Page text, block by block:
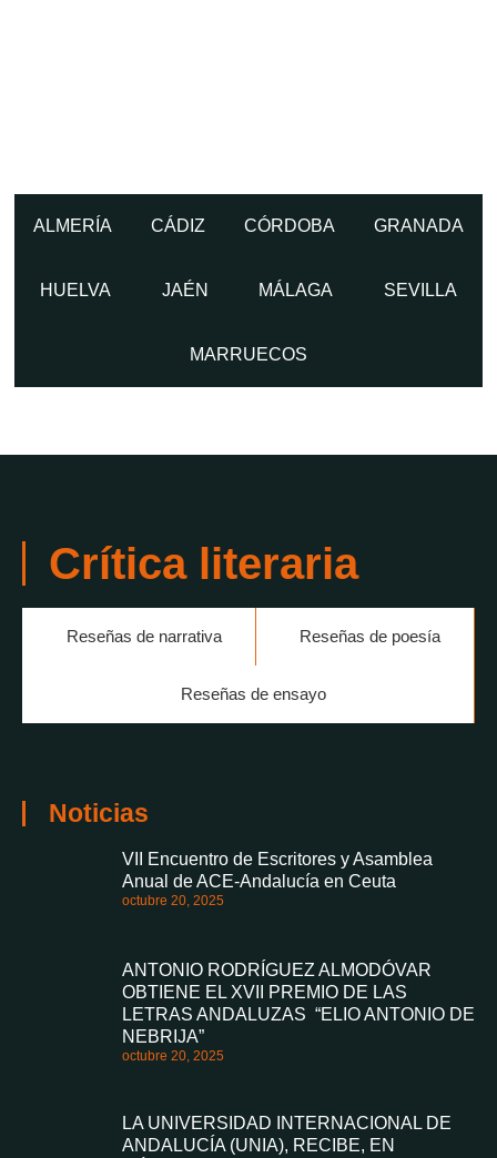
ALMERÍA CÁDIZ CÓRDOBA GRANADA
HUELVA JAÉN MÁLAGA SEVILLA
MARRUECOS
Crítica literaria
Reseñas de narrativa Reseñas de poesía
Reseñas de ensayo
Noticias
VII Encuentro de Escritores y Asamblea
Anual de ACE-Andalucía en Ceuta
octubre 20, 2025
ANTONIO RODRÍGUEZ ALMODÓVAR
OBTIENE EL XVII PREMIO DE LAS
LETRAS ANDALUZAS “ELIO ANTONIO DE
NEBRIJA”
octubre 20, 2025
LA UNIVERSIDAD INTERNACIONAL DE
ANDALUCÍA (UNIA), RECIBE, EN